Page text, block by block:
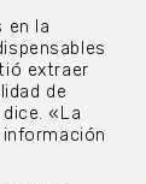
en la
extraer
de
«La